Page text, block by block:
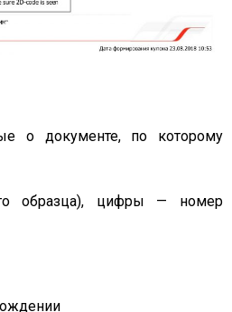
о документе, по которому
образца), цифры — номер